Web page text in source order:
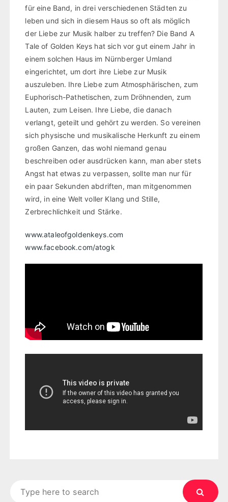
für eine Band, in drei verschiedenen Städten zu
leben und sich in diesem Haus so oft als möglich
der Liebe zur Musik halber zu treffen? Die Band A
Tale of Golden Keys hat sich vor gut einem Jahr in
einem solchen Haus im Nürnberger Umland
eingerichtet, um dort ihre Liebe zur Musik
auszuleben. Ihre Liebe zum Atmosphärischen, zum
Euphorisch-Pathetischen, zum Dröhnenden, zum
Lauten, zum Leisen. Ihre Liebe, die danach
verlangt, geteilt und gehört zu werden. So vereinen
sich physische und musikalische Herkunft zu einem
großen Ganzen, das wohl niemand genau
beschreiben oder ausdrücken kann, man aber stets
Angst hat etwas zu verpassen, sollte man nur für
ein paar Sekunden abdriften, man mitgenommen
wird, in eine Welt voller Klang und Stille,
Zerbrechlichkeit und Stärke.
www.ataleofgoldenkeys.com
www.facebook.com/atogk